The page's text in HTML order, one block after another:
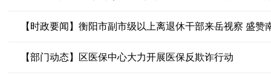
【时政要闻】衡阳市副市级以上离退休干部来岳视察 盛赞
【部门动态】区医保中心大力开展医保反欺诈行动